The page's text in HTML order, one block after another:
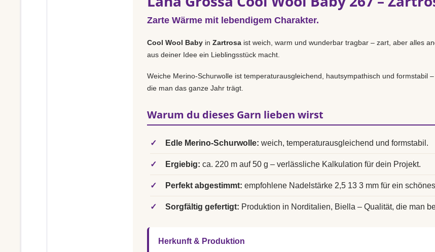
Zarte Wärme mit lebendigem Charakter.
Cool Wool Baby in Zartrosa ist weich, warm und wunderbar tragbar – zart, aber alles
aus deiner Idee ein Lieblingsstück macht.
Weiche Merino-Schurwolle ist temperaturausgleichend, hautsympathisch und formstabil
die man das ganze Jahr trägt.
Warum du dieses Garn lieben wirst
✓ Edle Merino-Schurwolle: weich, temperaturausgleichend und formstabil.
✓ Ergiebig: ca. 220 m auf 50 g – verlässliche Kalkulation für dein Projekt.
✓ Perfekt abgestimmt: empfohlene Nadelstärke 2,5 13 3 mm für ein
✓ Sorgfältig gefertigt: Produktion in Norditalien, Biella – Qualität, die man
Herkunft & Produktion